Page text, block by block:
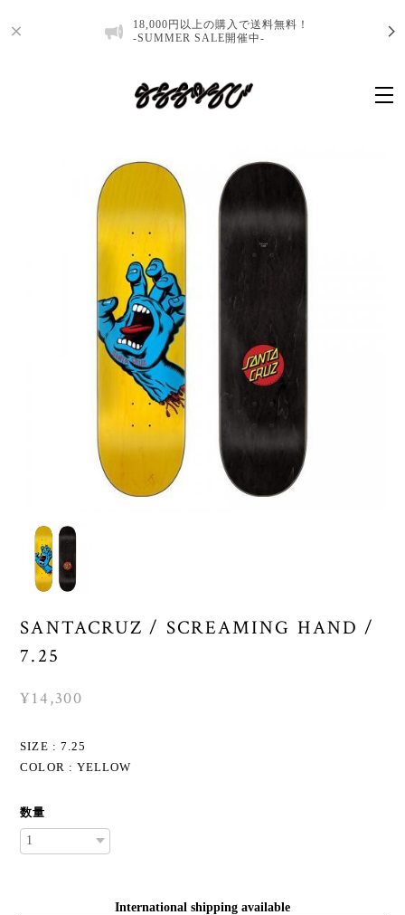
18,000円以上の購入で送料無料！
-SUMMER SALE開催中-
SANTACRUZ / SCREAMING HAND /
7.25
¥14,300
SIZE : 7.25
COLOR : YELLOW
数量
International shipping available